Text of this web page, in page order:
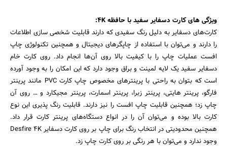
ویژگی های کارت دسفایر سفید با حافظه ۴K:
کارت‌های دسفایر به دلیل رنگ سفیدی که دارند قابلیت شخصی سازی اطلاعات
را دارند و می‌توان با استفاده از چاپگرهای دیجیتال و همچنین تکنولوژی چاپ
افست عملیات چاپ را با کیفیت بالا روی آن‌ها انجام داد. روی کارت خام
دسفایر سفید یک لایه لمینت و براق وجود دارد که این امکان را به وجود آورده
است که بتوان به راحتی با پرینترهای مخصوص چاپ کارت PVC مانند پرینتر
فارگو، پرینتر هایتی، پرینتر زبرا، پرینتر اسمارت، پرینتر مجیکارد و … روی آن‌
چاپ زد؛ همچنین قابلیت چاپ افست را نیز دارند. قابلیت رنگ پذیری این نوع
کارت بالا بوده و می‌توان آن را در انواع دستگاه‌های پرینتر کارت قرار داد.
همچنین محدودیتی در انتخاب رنگ برای چاپ بر روی کارت دسفایر Desfire 4K
وجود ندارد و می‌توان با هر رنگی بر روی کارت چاپ زد.